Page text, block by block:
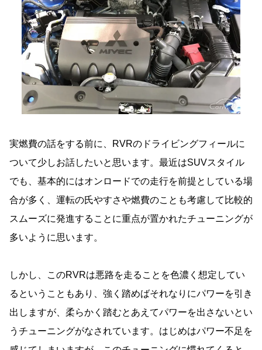
実燃費の話をする前に、RVRのドライビングフィールに
ついて少しお話したいと思います。最近はSUVスタイル
でも、基本的にはオンロードでの走行を前提としている場
合が多く、運転の氏やすさや燃費のことも考慮して比較的
スムーズに発進することに重点が置かれたチューニングが
多いように思います。
しかし、このRVRは悪路を走ることを色濃く想定してい
るということもあり、強く踏めばそれなりにパワーを引き
出しますが、柔らかく踏むとあえてパワーを出さないとい
うチューニングがなされています。はじめはパワー不足を